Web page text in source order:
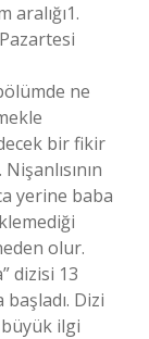
aralığı1.
ne
bir fikir
yerine baba
olur.
dizisi 13
başladı. Dizi
ilgi